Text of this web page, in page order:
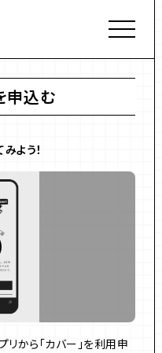
申込む
よう！
から「カバー」を利用申